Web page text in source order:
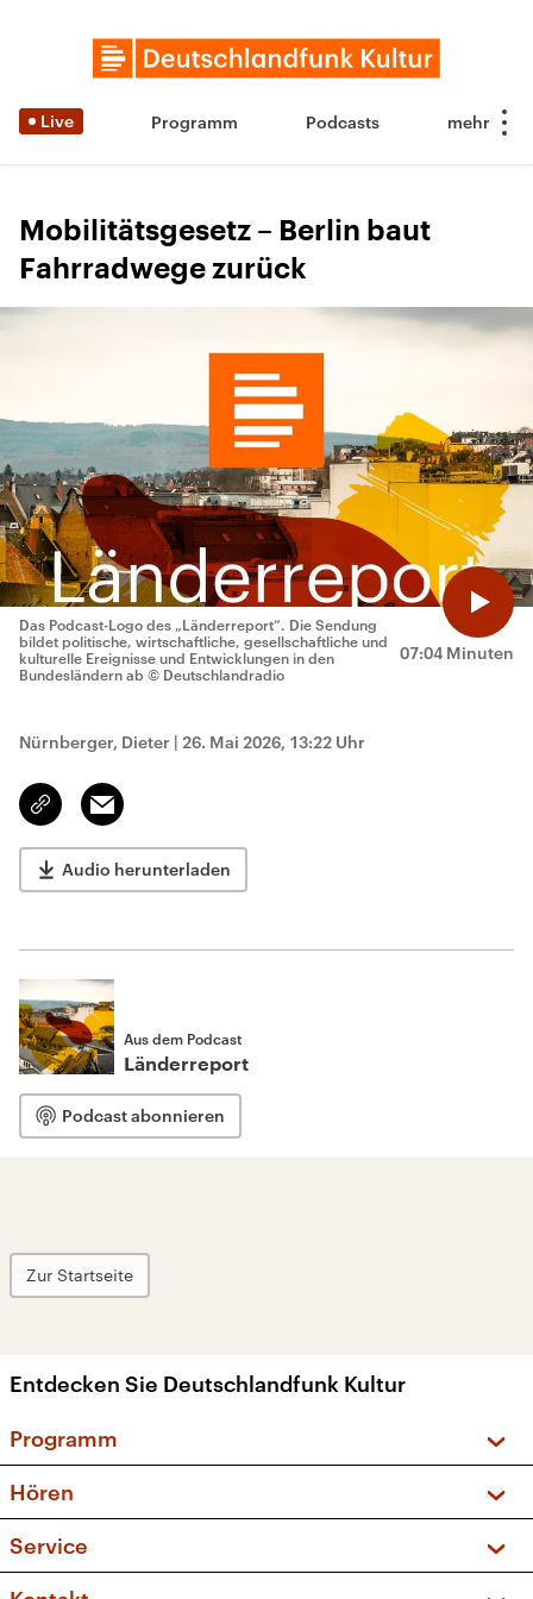
Live Programm Podcasts
Mobilitätsgesetz – Berlin baut
Fahrradwege zurück
07:04 Minuten
Das Podcast-Logo des „Länderreport“. Die Sendung
bildet politische, wirtschaftliche, gesellschaftliche und
kulturelle Ereignisse und Entwicklungen in den
Bundesländern ab © Deutschlandradio
Nürnberger, Dieter | 26. Mai 2026, 13:22 Uhr
Link
kopieren/teilen
Email
Audio herunterladen
Aus dem Podcast
Länderreport
Podcast abonnieren
Zur Startseite
Entdecken Sie Deutschlandfunk Kultur
Programm
Sendungen und Podcasts
Musikliste
Hören
Frequenzen (UKW + DAB+)
Service
FAQ